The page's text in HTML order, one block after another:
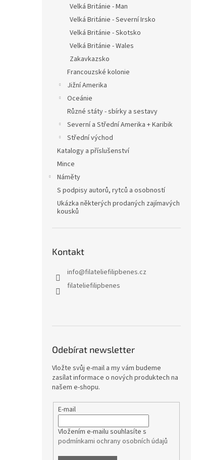
Velká Británie - Man
Velká Británie - Severní Irsko
Velká Británie - Skotsko
Velká Británie - Wales
Zakavkazsko
Francouzské kolonie
Jižní Amerika
Oceánie
Různé státy - sbírky a sestavy
Severní a Střední Amerika + Karibik
Střední východ
Katalogy a příslušenství
Mince
Náměty
S podpisy autorů, rytců a osobností
Ukázka některých prodaných zajímavých
kousků
Kontakt
info@filateliefilipbenes.cz
filateliefilipbenes
Odebírat newsletter
Vložte svůj e-mail a my vám budeme
zasílat informace o nových produktech na
našem e-shopu.
E-mail
Vložením e-mailu souhlasíte s
podmínkami ochrany osobních údajů